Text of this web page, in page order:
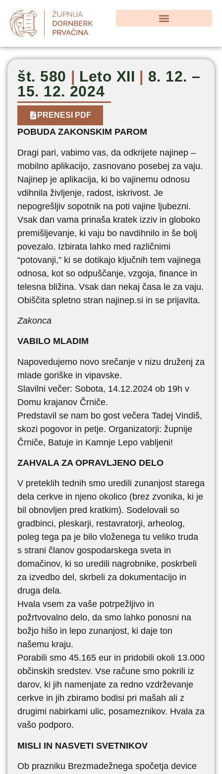
št. 580 Leto XII
8. 12. –
15. 12. 2024
PRENESI PDF
POBUDA ZAKONSKIM PAROM
Dragi pari, vabimo vas, da odkrijete najinep –
mobilno aplikacijo, zasnovano posebej za vaju.
Najinep je aplikacija, ki bo vajinemu odnosu
vdihnila življenje, radost, iskrivost. Je
nepogrešljiv sopotnik na poti vajine ljubezni.
Vsak dan vama prinaša kratek izziv in globoko
premišljevanje, ki vaju bo navdihnilo in še bolj
povezalo. Izbirata lahko med različnimi
“potovanji,” ki se dotikajo ključnih tem vajinega
odnosa, kot so odpuščanje, vzgoja, finance in
telesna bližina. Vsak dan nekaj časa le za vaju.
Obiščita spletno stran najinep.si in se prijavita.
Zakonca
VABILO MLADIM
Napovedujemo novo srečanje v nizu druženj za
mlade goriške in vipavske.
Slavilni večer: Sobota, 14.12.2024 ob 19h v
Domu krajanov Črniče.
Predstavil se nam bo gost večera Tadej Vindiš,
skozi pogovor in petje. Organizatorji: župnije
Črniče, Batuje in Kamnje Lepo vabljeni!
ZAHVALA ZA OPRAVLJENO DELO
V preteklih tednih smo uredili zunanjost starega
dela cerkve in njeno okolico (brez zvonika, ki je
bil obnovljen pred kratkim). Sodelovali so
gradbinci, pleskarji, restavratorji, arheolog,
poleg tega pa je bilo vloženega tu veliko truda
s strani članov gospodarskega sveta in
domačinov, ki so uredili nagrobnike, poskrbeli
za izvedbo del, skrbeli za dokumentacijo in
druga dela.
Hvala vsem za vaše potrpežljivo in
požrtvovalno delo, da smo lahko ponosni na
božjo hišo in lepo zunanjost, ki daje ton
našemu kraju.
Porabili smo 45.165 eur in pridobili okoli 13.000
občinskih sredstev. Vse račune smo pokrili iz
darov, ki jih namenjate za redno vzdrževanje
cerkve in jih zbiramo bodisi pri mašah ali z
drugimi nabirkami ulic, posameznikov. Hvala za
vašo podporo.
MISLI IN NASVETI SVETNIKOV
Ob prazniku Brezmadežnega spočetja device